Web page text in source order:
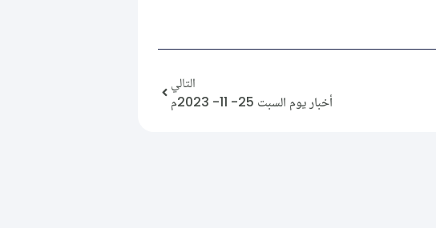
التالي
أخبار يوم السبت 25- 11- 2023م